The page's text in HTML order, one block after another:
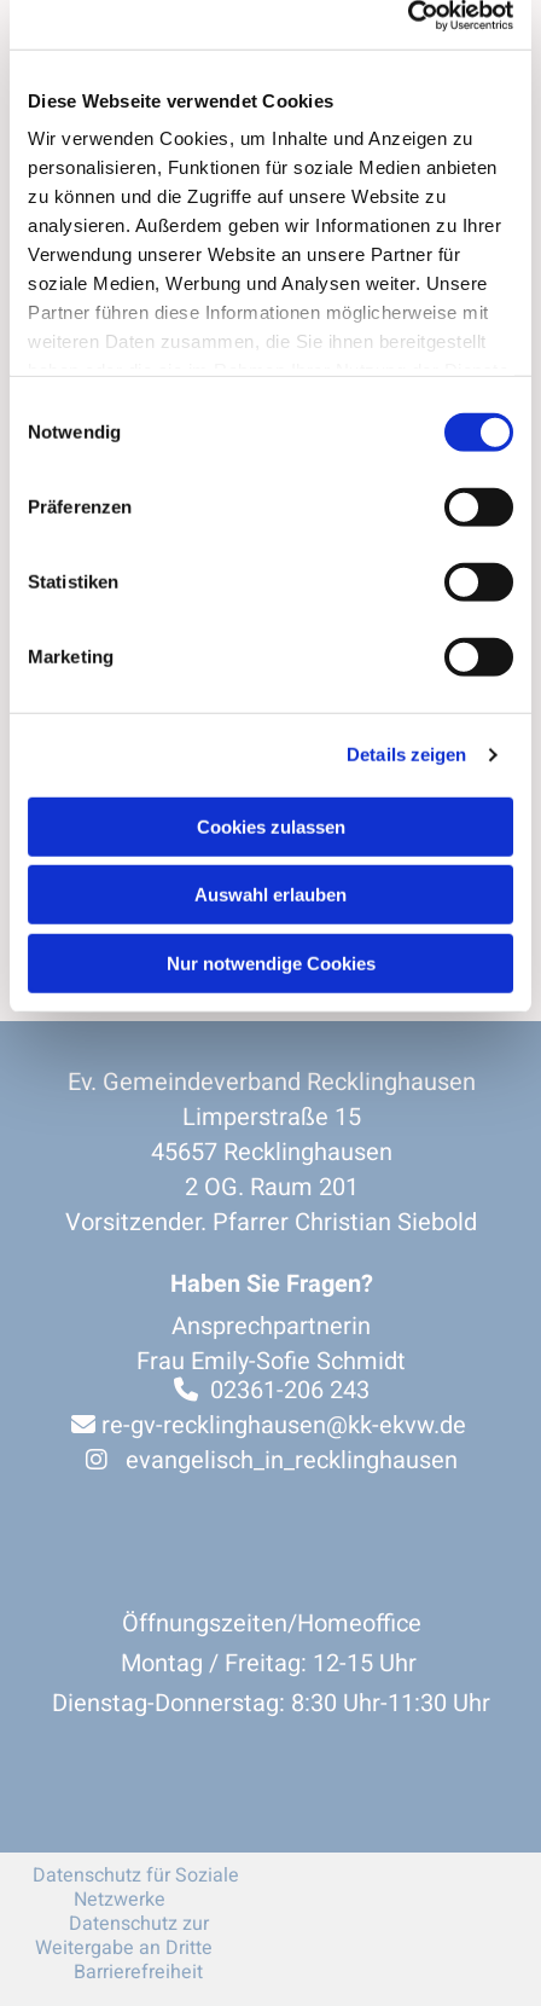
Diese Webseite verwendet Cookies
Wir verwenden Cookies, um Inhalte und Anzeigen zu
personalisieren, Funktionen für soziale Medien anbieten
zu können und die Zugriffe auf unsere Website zu
analysieren. Außerdem geben wir Informationen zu Ihrer
Verwendung unserer Website an unsere Partner für
soziale Medien, Werbung und Analysen weiter. Unsere
Partner führen diese Informationen möglicherweise mit
weiteren Daten zusammen, die Sie ihnen bereitgestellt
Notwendig
Präferenzen
Statistiken
Marketing
Details zeigen
Cookies zulassen
Auswahl erlauben
Nur notwendige Cookies
Dies könnte Sie auch interessieren
Ev. Gemeindeverband Recklinghausen
Limperstraße 15
45657 Recklinghausen
2 OG. Raum 201
Vorsitzender. Pfarrer Christian Siebold
Haben Sie Fragen?
Ansprechpartnerin
Frau Emily-Sofie Schmidt
02361-206 243
re-gv-recklinghausen@kk-ekvw.de
 evangelisch_in_recklinghausen
Öffnungszeiten/Homeoffice
Montag / Freitag: 12-15 Uhr
Dienstag-Donnerstag: 8:30 Uhr-11:30 Uhr
Datenschutz für Soziale
Netzwerke
Datenschutz zur
Weitergabe an Dritte
Barrierefreiheit